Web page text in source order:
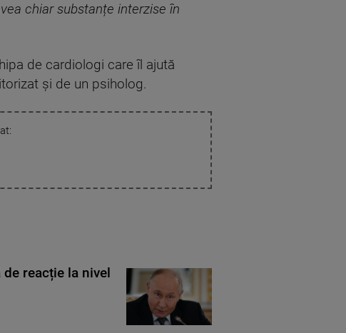
chiar substanțe interzise în
de cardiologi care îl ajută
și de un psiholog.
reacție la nivel